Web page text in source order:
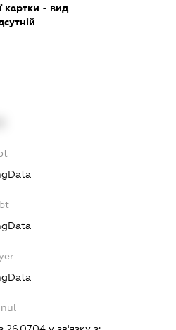
картки - вид